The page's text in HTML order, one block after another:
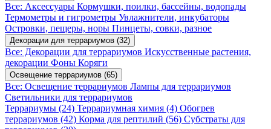
Все: Аксессуары Кормушки, поилки, бассейны, водопады
Термометры и гигрометры Увлажнители, инкубаторы
Островки, пещеры, норы Пинцеты, совки, разное
Декорации для террариумов (32)
Все: Декорации для террариумов Искусственные растения,
декорации Фоны Коряги
Освещение террариумов (65)
Все: Освещение террариумов Лампы для террариумов
Светильники для террариумов
Террариумы (24) Террариумная химия (4) Обогрев
террариумов (42) Корма для рептилий (56) Субстраты для